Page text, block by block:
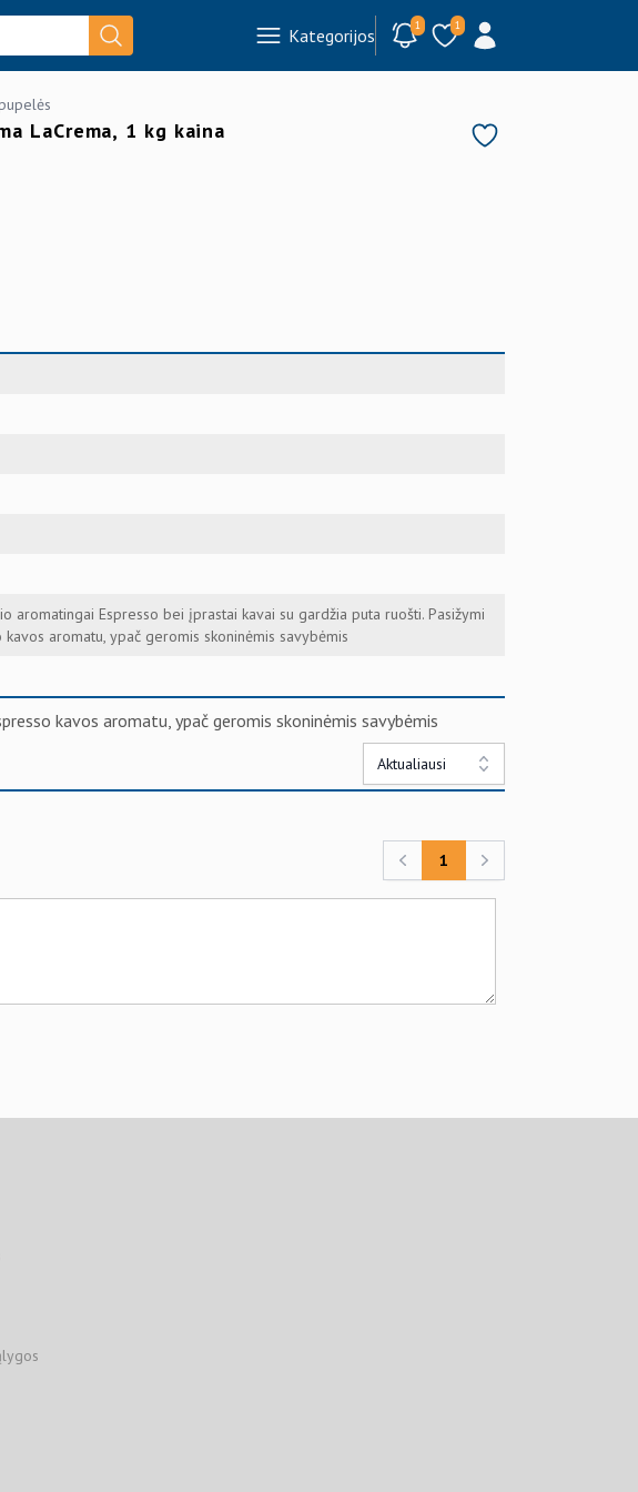
Kategorijos 1 1
LaCrema, 1 kg kaina
aromatingai Espresso bei įprastai kavai su gardžia puta ruošti. Pasižymi
kavos aromatu, ypač geromis skoninėmis savybėmis
kavos aromatu, ypač geromis skoninėmis savybėmis
Aktualiausi
Previous
1
Next